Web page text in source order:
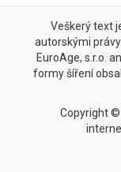
Veškerý text
autorskými
EuroAge, s.r.o.
formy šíření
Copyright ©